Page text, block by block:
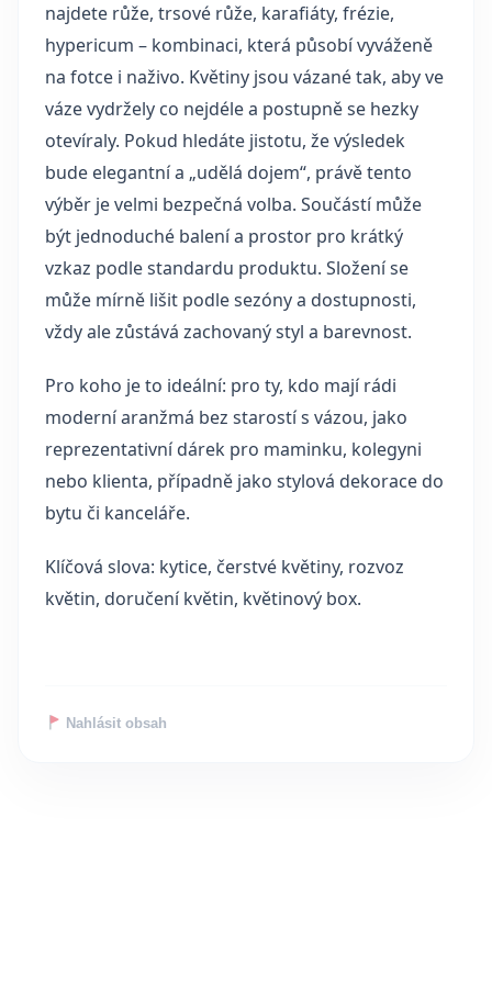
najdete růže, trsové růže, karafiáty, frézie,
hypericum – kombinaci, která působí vyváženě
na fotce i naživo. Květiny jsou vázané tak, aby ve
váze vydržely co nejdéle a postupně se hezky
otevíraly. Pokud hledáte jistotu, že výsledek
bude elegantní a „udělá dojem“, právě tento
výběr je velmi bezpečná volba. Součástí může
být jednoduché balení a prostor pro krátký
vzkaz podle standardu produktu. Složení se
může mírně lišit podle sezóny a dostupnosti,
vždy ale zůstává zachovaný styl a barevnost.
Pro koho je to ideální: pro ty, kdo mají rádi
moderní aranžmá bez starostí s vázou, jako
reprezentativní dárek pro maminku, kolegyni
nebo klienta, případně jako stylová dekorace do
bytu či kanceláře.
Klíčová slova: kytice, čerstvé květiny, rozvoz
květin, doručení květin, květinový box.
Nahlásit obsah